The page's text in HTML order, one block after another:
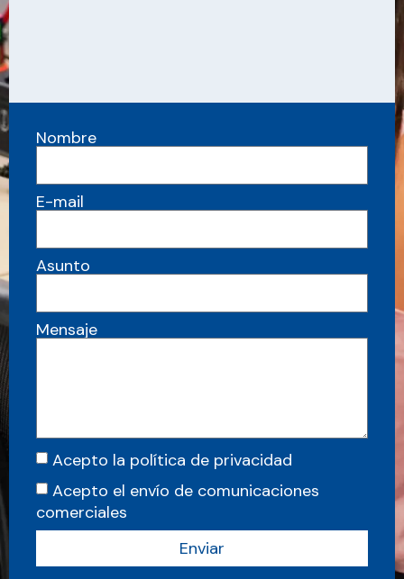
Nombre
E-mail
Asunto
Mensaje
Acepto la política de privacidad
Acepto el envío de comunicaciones
comerciales
Enviar